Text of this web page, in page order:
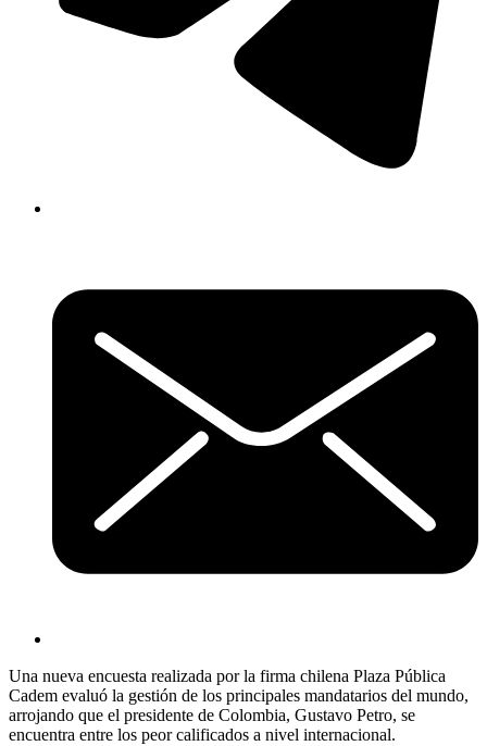
Una nueva encuesta realizada por la firma chilena Plaza Pública
Cadem evaluó la gestión de los principales mandatarios del mundo,
arrojando que el presidente de Colombia, Gustavo Petro, se
encuentra entre los peor calificados a nivel internacional.